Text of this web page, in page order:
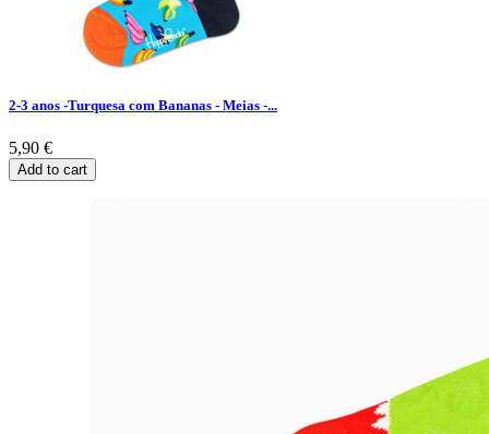
2-3 anos -Turquesa com Bananas - Meias -...
5,90 €
Add to cart